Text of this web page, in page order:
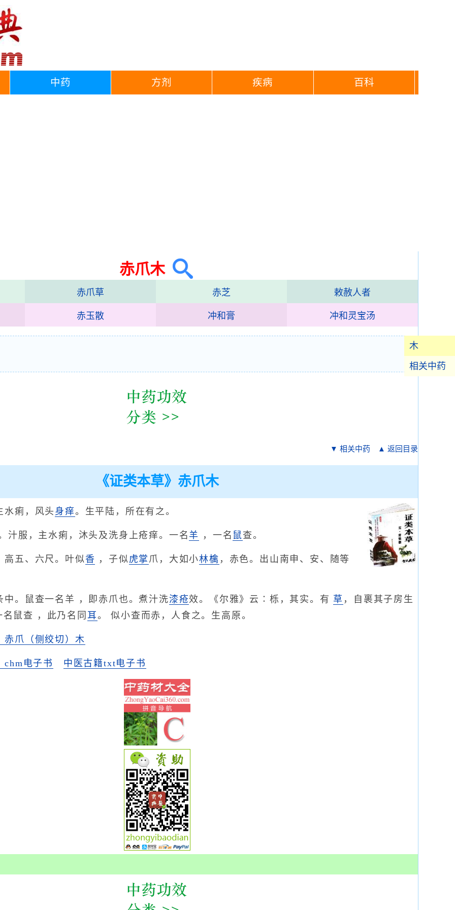
中药 方剂 疾病 百科
赤爪木
赤爪草 赤芝 敕赦人者
赤玉散 冲和膏 冲和灵宝汤
木
相关中药
▼ 相关中药 ▲ 返回目录
《证类本草》赤爪木
水痢，风头 身痒。生平陆，所在有之。
汁服，主水痢，沐头及洗身上疮痒。一名 羊 ，一名 鼠查。
五、六尺。叶似香 ，子似虎掌 爪，大如小林檎 ，赤色。出山南申、安、随等
中。鼠查一名羊 ，即赤爪也。煮汁洗漆疮效。《尔雅》云∶栎，其实。有 草 ，自裹其子房生
鼠查 ，此乃名同 耳。 似小查而赤，人食之。生高原。
赤爪（侧绞切）木
chm电子书 中医古籍txt电子书